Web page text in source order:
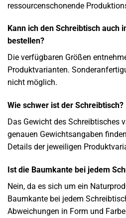
ressourcenschonende
Kann ich den Schreibtisch auch
bestellen?
Die verfügbaren Größen
Produktvarianten.
nicht möglich.
Wie schwer ist der Schreibtisch?
Das Gewicht des Schreibtisches
genauen Gewichtsangaben
Details der jeweiligen
Ist die Baumkante bei jedem
Nein, da es sich um ein
Baumkante bei jedem
Abweichungen in Form und